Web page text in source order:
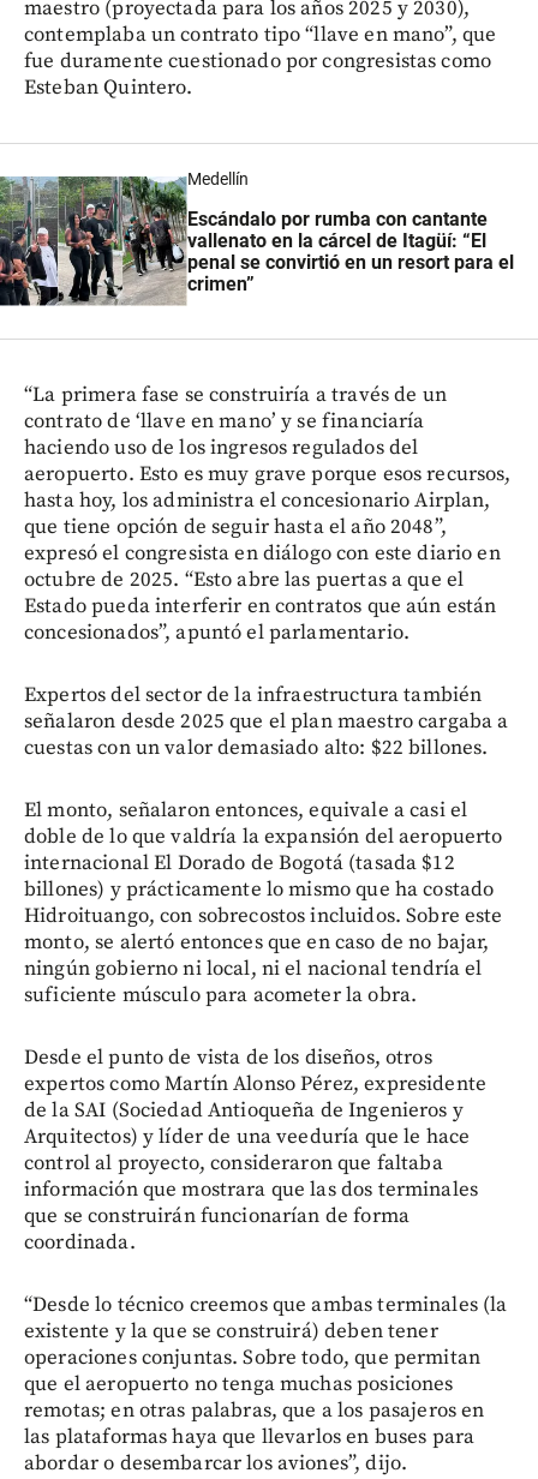
maestro (proyectada para los años 2025 y 2030),
contemplaba un contrato tipo “llave en mano”, que
fue duramente cuestionado por congresistas como
Esteban Quintero.
Medellín
Escándalo por rumba con cantante
vallenato en la cárcel de Itagüí: “El
penal se convirtió en un resort para el
crimen”
“La primera fase se construiría a través de un
contrato de ‘llave en mano’ y se financiaría
haciendo uso de los ingresos regulados del
aeropuerto. Esto es muy grave porque esos recursos,
hasta hoy, los administra el concesionario Airplan,
que tiene opción de seguir hasta el año 2048”,
expresó el congresista en diálogo con este diario en
octubre de 2025. “Esto abre las puertas a que el
Estado pueda interferir en contratos que aún están
concesionados”, apuntó el parlamentario.
Expertos del sector de la infraestructura también
señalaron desde 2025 que el plan maestro cargaba a
cuestas con un valor demasiado alto: $22 billones.
El monto, señalaron entonces, equivale a casi el
doble de lo que valdría la expansión del aeropuerto
internacional El Dorado de Bogotá (tasada $12
billones) y prácticamente lo mismo que ha costado
Hidroituango, con sobrecostos incluidos. Sobre este
monto, se alertó entonces que en caso de no bajar,
ningún gobierno ni local, ni el nacional tendría el
suficiente músculo para acometer la obra.
Desde el punto de vista de los diseños, otros
expertos como Martín Alonso Pérez, expresidente
de la SAI (Sociedad Antioqueña de Ingenieros y
Arquitectos) y líder de una veeduría que le hace
control al proyecto, consideraron que faltaba
información que mostrara que las dos terminales
que se construirán funcionarían de forma
coordinada.
“Desde lo técnico creemos que ambas terminales (la
existente y la que se construirá) deben tener
operaciones conjuntas. Sobre todo, que permitan
que el aeropuerto no tenga muchas posiciones
remotas; en otras palabras, que a los pasajeros en
las plataformas haya que llevarlos en buses para
abordar o desembarcar los aviones”, dijo.